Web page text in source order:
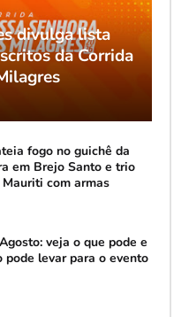
divulga lista
da Corrida
fogo no guichê da
em Brejo Santo e trio
Mauriti com armas
veja o que pode e
pode levar para o evento